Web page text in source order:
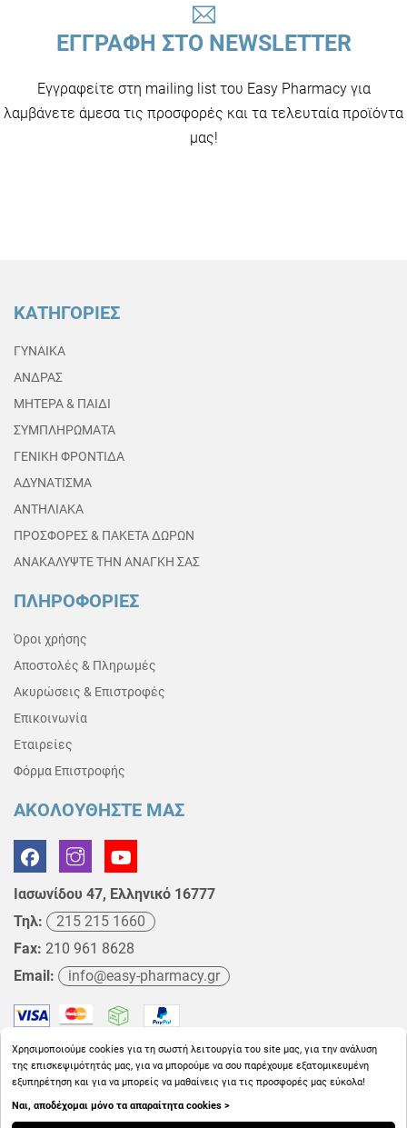
ΕΓΓΡΑΦΗ ΣΤΟ NEWSLETTER
Εγγραφείτε στη mailing list του Easy Pharmacy για
λαμβάνετε άμεσα τις προσφορές και τα τελευταία προϊόντα
μας!
ΚΑΤΗΓΟΡΙΕΣ
ΓΥΝΑΙΚΑ
ΑΝΔΡΑΣ
ΜΗΤΕΡΑ & ΠΑΙΔΙ
ΣΥΜΠΛΗΡΩΜΑΤΑ
ΓΕΝΙΚΗ ΦΡΟΝΤΙΔΑ
ΑΔΥΝΑΤΙΣΜΑ
ΑΝΤΗΛΙΑΚΑ
ΠΡΟΣΦΟΡΕΣ & ΠΑΚΕΤΑ ΔΩΡΩΝ
ΑΝΑΚΑΛΥΨΤΕ ΤΗΝ ΑΝΑΓΚΗ ΣΑΣ
ΠΛΗΡΟΦΟΡΙΕΣ
Όροι χρήσης
Αποστολές & Πληρωμές
Ακυρώσεις & Επιστροφές
Επικοινωνία
Εταιρείες
Φόρμα Επιστροφής
ΑΚΟΛΟΥΘΗΣΤΕ ΜΑΣ
Ιασωνίδου 47, Ελληνικό 16777
Τηλ:
215 215 1660
Fax: 210 961 8628
Email:
info@easy-pharmacy.gr
Copyright © 2026EasyPharmacy.gr
Χρησιμοποιούμε cookies για τη σωστή λειτουργία του site μας, για την ανάλυση
της επισκεψιμότητάς μας, για να μπορούμε να σου παρέχουμε εξατομικευμένη
εξυπηρέτηση και για να μπορείς να μαθαίνεις για τις προσφορές μας εύκολα!
Ναι, αποδέχομαι μόνο τα απαραίτητα cookies >